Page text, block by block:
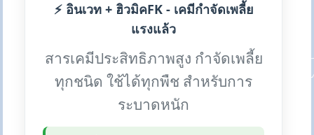
⚡ อินเวท + ฮิวมิคFK - เคมีกำจัดเพลี้ย
แรงแล้ว
สารเคมีประสิทธิภาพสูง กำจัดเพลี้ย
ทุกชนิด ใช้ได้ทุกพืช สำหรับการ
ระบาดหนัก